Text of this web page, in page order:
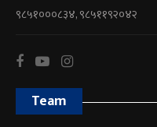
९८५१०००८३४, ९८५११९२०४२
Team